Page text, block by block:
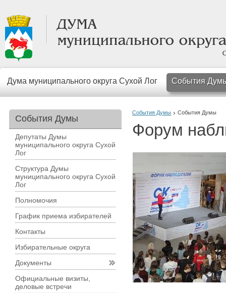
Дума муниципального округа Сухой Лог События
События Думы События Думы
Форум
События Думы
Депутаты Думы
муниципального округа Сухой
Лог
Структура Думы
муниципального округа Сухой
Лог
Полномочия
График приема избирателей
Контакты
Избирательные округа
Документы
Официальные визиты,
деловые встречи